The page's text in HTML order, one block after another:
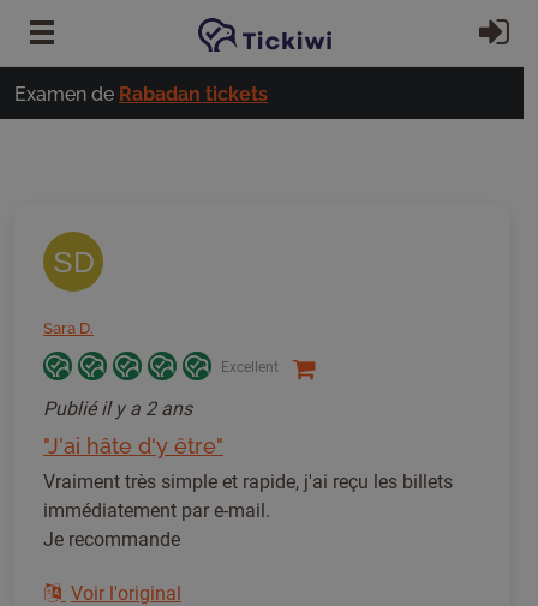
Passer au contenu principal
Examen de Rabadan tickets
SD
Sara D.
Excellent
Publiéil y a 2 ans
"J'ai hâte d'y être"
Vraiment très simple et rapide, j'ai reçu les billets
immédiatement par e-mail.
Je recommande
Voir l'original